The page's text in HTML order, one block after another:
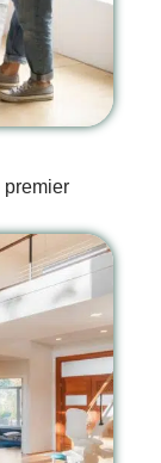
premier